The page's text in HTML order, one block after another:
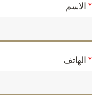
*
*